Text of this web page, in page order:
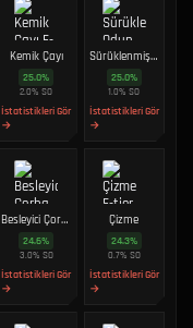
Kemik Çayı
25.0%
2.0%SO
İstatistikleri Gör
→
Sürüklenmiş Odun
25.0%
1.0%SO
İstatistikleri Gör
→
Besleyici Çorba
24.6%
3.0% SO
İstatistikleri Gör
→
Çizme
24.3%
0.7% SO
İstatistikleri Gör
→